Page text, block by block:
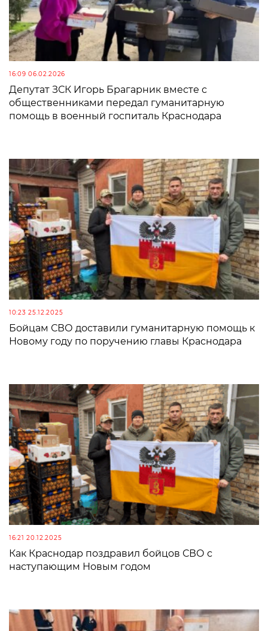
16:09 06.02.2026
Депутат ЗСК Игорь Брагарник вместе с
общественниками передал гуманитарную
помощь в военный госпиталь Краснодара
10:23 25.12.2025
Бойцам СВО доставили гуманитарную помощь к
Новому году по поручению главы Краснодара
16:21 20.12.2025
Как Краснодар поздравил бойцов СВО с
наступающим Новым годом